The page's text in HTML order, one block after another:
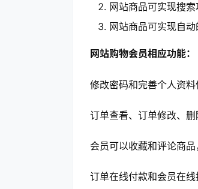
网站商品可实现搜
网站商品可实现自
网站购物会员相应功能：
修改密码和完善个人资料
订单查看、订单修改、删
会员可以收藏和评论商品
订单在线付款和会员在线